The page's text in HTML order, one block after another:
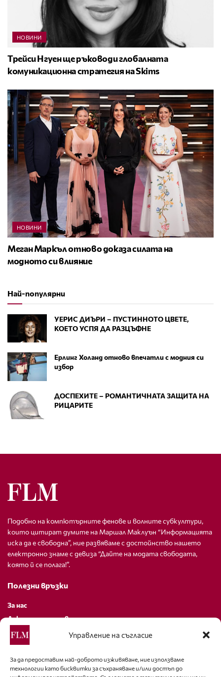
Управление на съгласие
За да предоставим най-доброто изживяване, ние използваме
технологии като бисквитки за съхраняване и/или достъп до
НОВИНИ
Трейси Нгуен ще ръководи глобалната
комуникационна стратегия на Skims
НОВИНИ
Меган Маркъл отново доказа силата на
модното си влияние
Най-популярни
УЕРИС ДИЪРИ – ПУСТИННОТО ЦВЕТЕ,
КОЕТО УСПЯ ДА РАЗЦЪФНЕ
Ерлинг Холанд отново впечатли с модния си
избор
ДОСПЕХИТЕ – РОМАНТИЧНАТА ЗАЩИТА НА
РИЦАРИТЕ
Подобно на компютърните фенове и волните субкултури,
които цитират думите на Маршал Маклуън “Информацията
иска да е свободна”, ние развяваме с достойнство нашето
електронно знаме с девиза “Дайте на модата свободата,
която й се полага!”.
Полезни връзки
За нас
Декларация за поверителност
Политика за бисквитки
За контакти